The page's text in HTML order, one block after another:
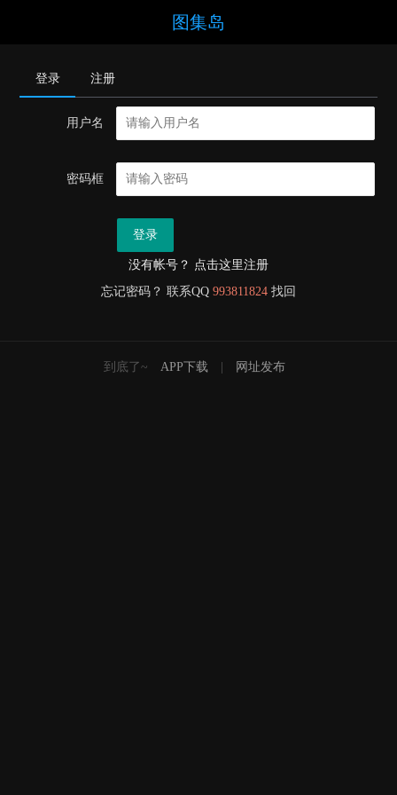
图集岛
登录 注册
用户名
密码框
登录
没有帐号？ 点击这里注册
忘记密码？ 联系QQ 993811824 找回
到底了~ APP下载 网址发布